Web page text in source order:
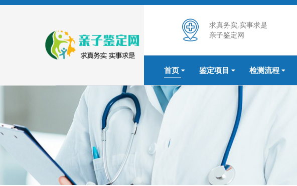
求真务实,实事求是
亲子鉴定网
首页 鉴定项目 检测流程